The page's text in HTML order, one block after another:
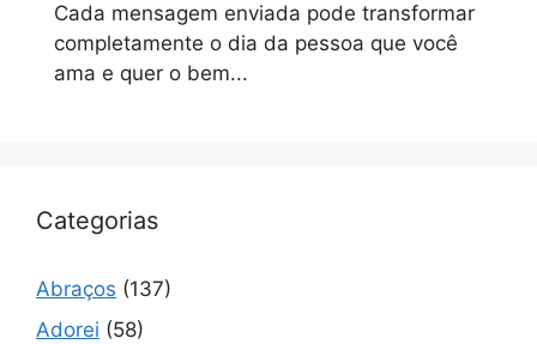
Cada mensagem enviada pode transformar
completamente o dia da pessoa que você
ama e quer o bem...
Categorias
Abraços (137)
Adorei (58)